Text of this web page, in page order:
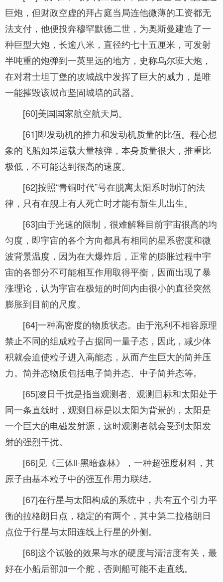
巨炮，但财政空虚的拜占庭当局连他微薄的工资都无
法支付，他便投奔穆罕默德二世，为奥斯曼建造了一
种巨型大炮，长逾八米，直径约七十五厘米，可发射
半吨重的炮弹到一英里远的地方，史称乌尔班大炮，
在对君士坦丁堡的攻城战中发挥了巨大的威力，是唯
一能摧毁该城市坚固城墙的武器。
[60]美国国家航空航天局。
[61]即发动机的推力和发动机质量的比值。程心想
象的飞船如果运载大量核弹，本身质量很大，推重比
极低，不可能达到很高的速度。
[62]按照“青铜时代”号在脱离太阳系时制订的法
律，只有在舰上有人死亡时才能有新生儿出生。
[63]由于光速的限制，很难解释目前宇宙很高的均
匀度，即宇宙的各个方向都具有相同的星系密度和微
波背景温度，因为在大爆炸后，正常的膨胀过程中宇
宙的各部分不可能相互作用取得平衡，因而出现了暴
涨理论，认为宇宙在极短的时间内由很小的直径突然
膨胀到目前的尺度。
[64]一种高密度的物质状态。由于泡利不相容原理
禁止不同的组成粒子占据同一量子态，因此，减少体
积就会迫使粒子进入高能态，从而产生巨大的简并压
力。简并态物质包括电子简并态、中子简并态等。
[65]凌日干扰是指当观测者、观测目标和太阳处于
同一条直线时，观测目标是以太阳为背景的，太阳是
一个巨大的电磁发射源，这时观测者就会受到太阳发
射的强烈干扰。
[66]见《三体ii·黑暗森林》，一种超强度材料，其
原子由基本粒子中的强互作用力联结。
[67]在行星与太阳构成的系统中，共有五个引力平
衡的拉格朗日点，稳定的有两个，其中第二拉格朗日
点位于行星与太阳连线上行星的外侧。
[68]这个试验的效果与水的硬度与清洁度有关，最
好在小船后部加一个舵，否则船可能不走直线。